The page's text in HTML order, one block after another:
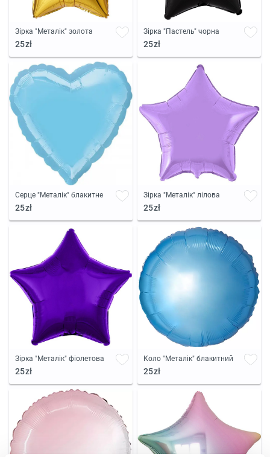
Зірка "Металік" золота
25zł
Зірка "Пастель" чорна
25zł
Серце "Металік" блакитне
25zł
Зірка "Металік" лілова
25zł
Зірка "Металік" фіолетова
25zł
Коло "Металік" блакитний
25zł